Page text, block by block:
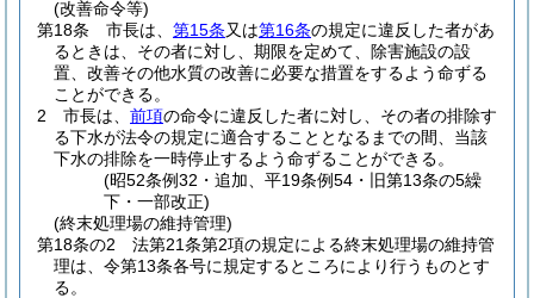
(改善命令等)
第18条
市長は、 第15条又は第16条の規定に違反した者があ
るときは、その者に対し、期限を定めて、除害施設の設
置、改善その他水質の改善に必要な措置をするよう命ずる
ことができる。
2
市長は、 前項の命令に違反した者に対し、その者の排除す
る下水が法令の規定に適合することとなるまでの間、当該
下水の排除を一時停止するよう命ずることができる。
(昭52条例32・追加、平19条例54・旧第13条の5繰
下・一部改正)
(終末処理場の維持管理)
第18条の2
法第21条第2項の規定による終末処理場の維持管
理は、令第13条各号に規定するところにより行うものとす
る。